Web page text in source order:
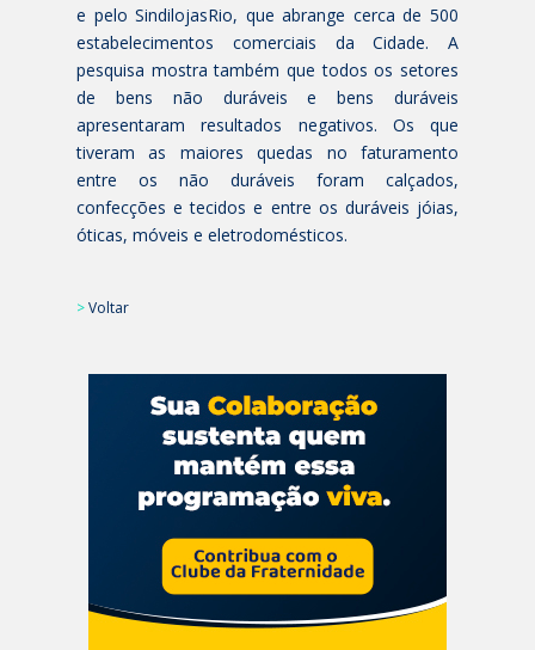
e pelo SindilojasRio, que abrange cerca de 500
estabelecimentos comerciais da Cidade. A
pesquisa mostra também que todos os setores
de bens não duráveis e bens duráveis
apresentaram resultados negativos. Os que
tiveram as maiores quedas no faturamento
entre os não duráveis foram calçados,
confecções e tecidos e entre os duráveis jóias,
óticas, móveis e eletrodomésticos.
>Voltar